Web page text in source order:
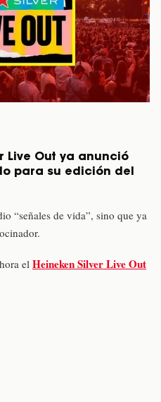
Live Out ya anunció
para su edición del
“señales de vida”, sino que ya
el Heineken Silver Live Out